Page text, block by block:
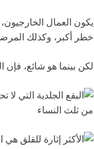
يكون العمال
خطر أكبر، وكذلك
لكن بينما هو شائع، فإن